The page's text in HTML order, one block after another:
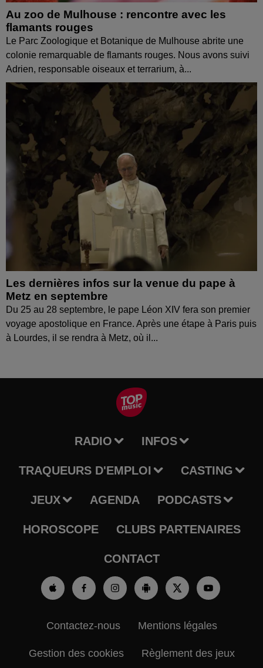
Au zoo de Mulhouse : rencontre avec les
flamants rouges
Le Parc Zoologique et Botanique de Mulhouse abrite une
colonie remarquable de flamants rouges. Nous avons suivi
Adrien, responsable oiseaux et terrarium, à...
Les dernières infos sur la venue du pape à
Metz en septembre
Du 25 au 28 septembre, le pape Léon XIV fera son premier
voyage apostolique en France. Après une étape à Paris puis
à Lourdes, il se rendra à Metz, où il...
RADIO INFOS
TRAQUEURS D'EMPLOI CASTING
JEUX AGENDA PODCASTS
HOROSCOPE CLUBS PARTENAIRES
CONTACT
Contactez-nous Mentions légales
Gestion des cookies Règlement des jeux